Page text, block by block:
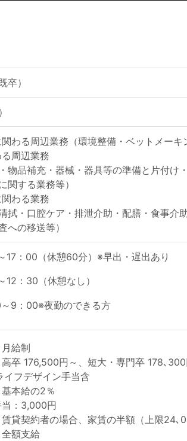
卒）
わる周辺業務（環境整備・ベットメーキ
周辺業務
物品補充・器械・器具等の準備と片付け
関する業務等）
わる業務
拭・口腔ケア・排泄介助・配膳・食事介
への移送等）
：00（休憩60分）※早出・遅出あり
：30（休憩なし）
9：00※夜勤のできる方
給制
卒 176,500円～、短大・専門卒 178､
イフデザイン手当含
本給の2％
：3,000円
貸契約者の場合、家賃の半額（上限24､
額支給